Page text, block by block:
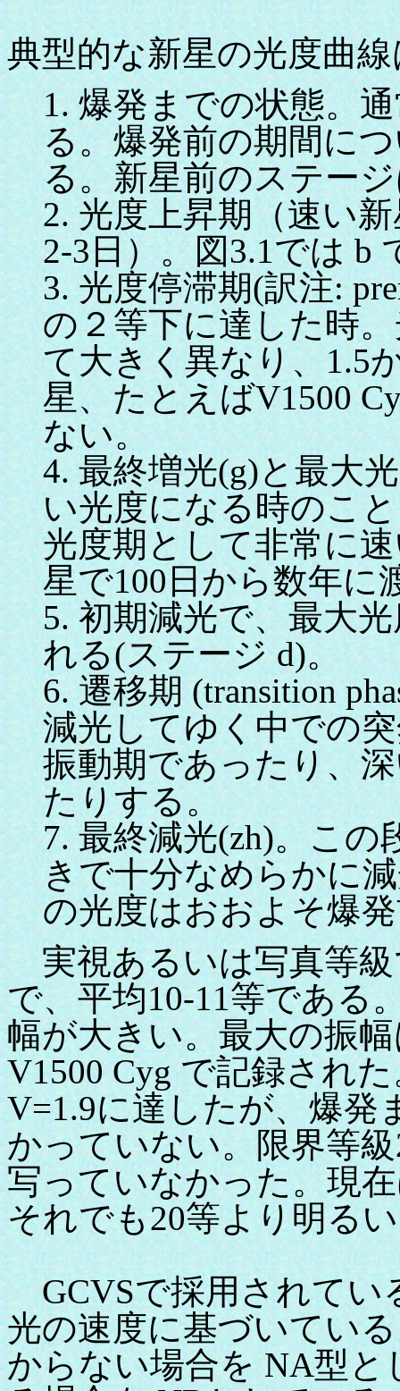
典型的な新星の光度曲
1. 爆発までの状態。
る。爆発前の期間に
る。新星前のステー
2. 光度上昇期（速い
2-3日）。図3.1では b
3. 光度停滞期(訳注:
の２等下に達した時
て大きく異なり、1.5
星、たとえばV1500
ない。
4. 最終増光(g)と最大
い光度になる時のこ
光度期として非常に
星で100日から数年に
5. 初期減光で、最大
れる(ステージ d)。
6. 遷移期 (transition
減光してゆく中での
振動期であったり、
たりする。
7. 最終減光(zh)。こ
きで十分なめらかに
の光度はおおよそ爆
実視あるいは写真等級
で、平均10-11等である
幅が大きい。最大の振
V1500 Cyg で記録され
V=1.9に達したが、爆発
かっていない。限界等
写っていなかった。現
それでも20等より明る
GCVSで採用されてい
光の速度に基づいてい
からない場合を NA型と